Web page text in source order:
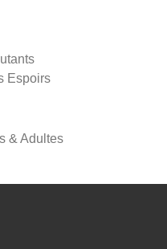
Espoirs
& Adultes